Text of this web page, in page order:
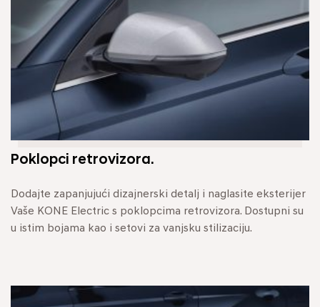
Poklopci retrovizora.
Dodajte zapanjujući dizajnerski detalj i naglasite eksterijer
Vaše KONE Electric s poklopcima retrovizora. Dostupni su
u istim bojama kao i setovi za vanjsku stilizaciju.